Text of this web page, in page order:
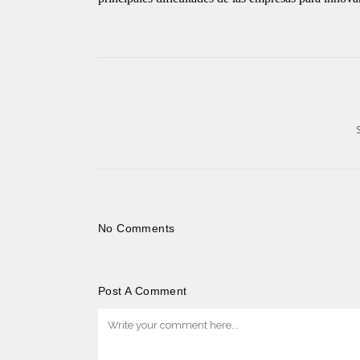
No Comments
Post A Comment